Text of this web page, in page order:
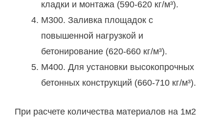
кладки и монтажа (590-620 кг/м³).
М300. Заливка площадок с
повышенной нагрузкой и
бетонирование (620-660 кг/м³).
М400. Для установки высокопрочных
бетонных конструкций (660-710 кг/м³).
При расчете количества материалов на 1м2